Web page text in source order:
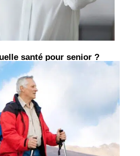
santé pour senior ?